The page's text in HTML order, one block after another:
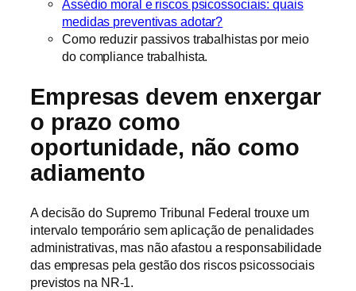
Assédio moral e riscos psicossociais: quais
medidas preventivas adotar?
Como reduzir passivos trabalhistas por meio
do compliance trabalhista.
Empresas devem enxergar
o prazo como
oportunidade, não como
adiamento
A decisão do Supremo Tribunal Federal trouxe um
intervalo temporário sem aplicação de penalidades
administrativas, mas não afastou a responsabilidade
das empresas pela gestão dos riscos psicossociais
previstos na NR-1.